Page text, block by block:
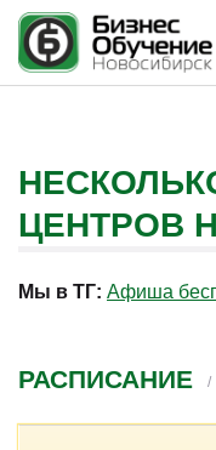
ЦЕНТРОВ
Мы в ТГ: Афиша
РАСПИСАНИЕ